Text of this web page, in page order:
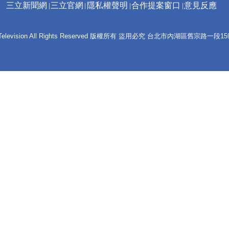
三立新聞網 三立官網 隱私權聲明 合作提案窗口 意見反應
All Rights Reserved 版權所有 盜用必究 台北市內湖區舊宗路一段